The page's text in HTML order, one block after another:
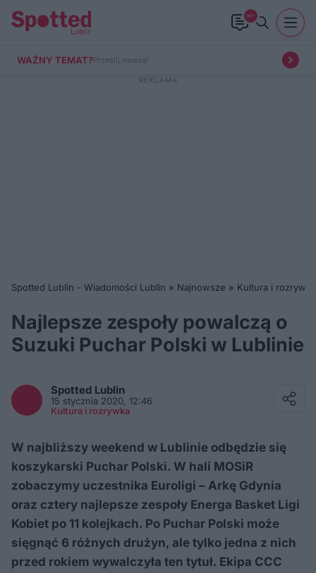
99+
WAŻNY TEMAT?Prześlij newsa!
Spotted Lublin - Wiadomości Lublin » Najnowsze » Kultura i rozrywka
Najlepsze zespoły powalczą o
Suzuki Puchar Polski w Lublinie
Spotted Lublin
15 stycznia 2020, 12:46
Kultura i rozrywka
W najbliższy weekend w Lublinie odbędzie się
koszykarski Puchar Polski. W hali MOSiR
zobaczymy uczestnika Euroligi – Arkę Gdynia
oraz cztery najlepsze zespoły Energa Basket Ligi
Kobiet po 11 kolejkach. Po Puchar Polski może
sięgnąć 6 różnych drużyn, ale tylko jedna z nich
przed rokiem wywalczyła ten tytuł. Ekipa CCC